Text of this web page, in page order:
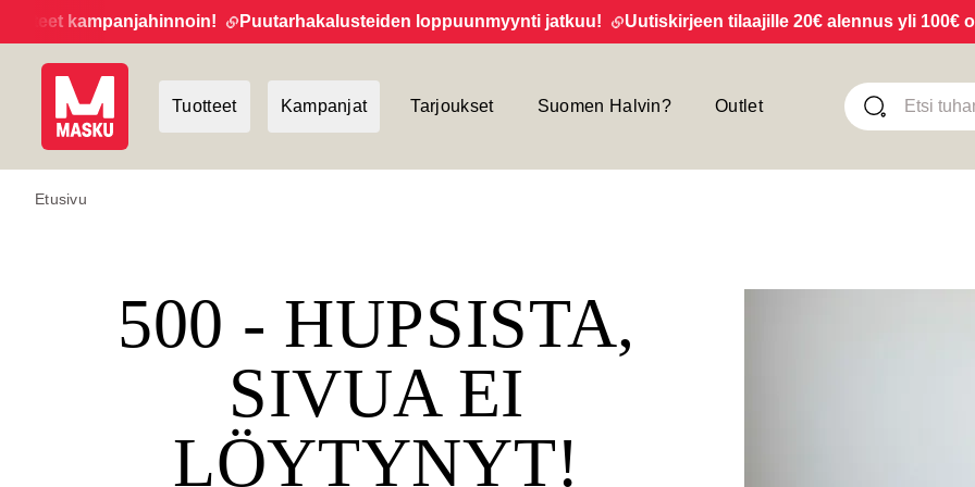
kampanjahinnoin! Puutarhakalusteiden loppuunmyynti jatkuu! Uutiskirjeen tilaajille 20€ alennus yli 100€
Tuotteet Kampanjat Tarjoukset Suomen Halvin? Outlet
Etusivu
500 - HUPSISTA,
SIVUA EI
LÖYTYNYT!